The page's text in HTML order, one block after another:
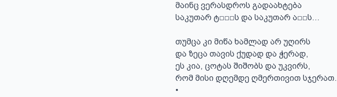
მაინც ვერასდროს გადაახტება
საკუთარ ტ□□□ს და საკუთარ ა□□ს...
თუმცა კი მიწა ხამლად არ უღირს
და ზეცა თავის ქუდად და ჭერად,
ეს კია, ცოტას შიშობს და უკვირს,
რომ მისი დღემდე ღმერთივით სჯერათ.
•